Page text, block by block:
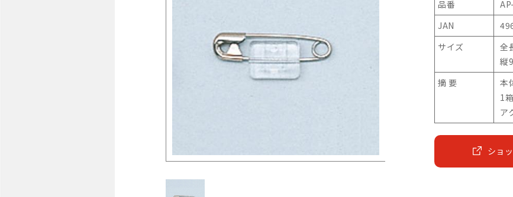
品番
JAN
サイズ
全
縦
摘 要
本
1
ア
ショ